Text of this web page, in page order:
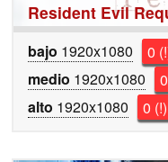
Resident Evil
bajo 1920x1080 0
medio 1920x1080
alto 1920x1080 0 (!)